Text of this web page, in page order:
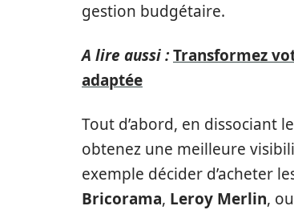
gestion budgétaire.
A lire aussi :Transformez
adaptée
Tout d’abord, en dissociant
obtenez une meilleure
exemple décider d’acheter
Bricorama, Leroy Merlin, ou